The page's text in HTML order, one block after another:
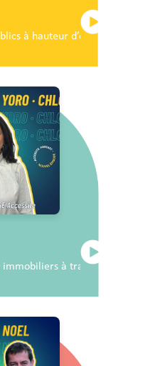
à hauteur d’enfants
à travers la RSE